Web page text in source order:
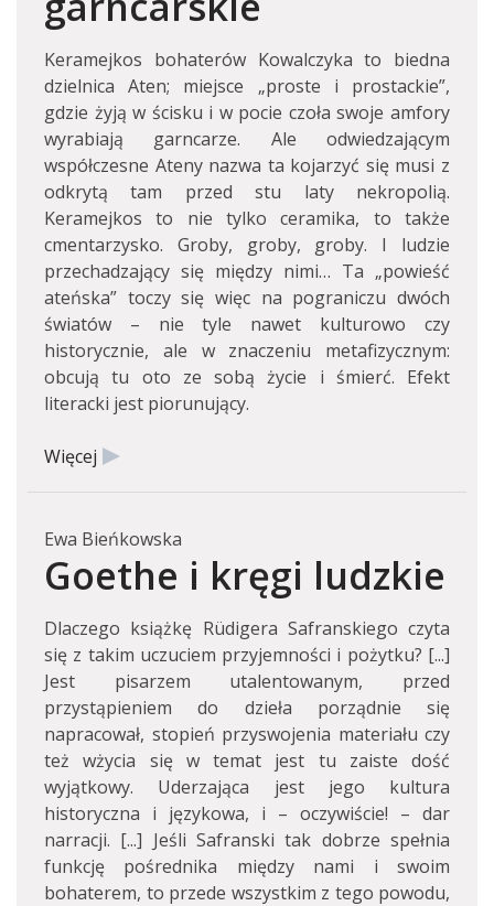
Keramejkos bohaterów Kowalczyka to biedna
dzielnica Aten; miejsce „proste i prostackie”,
gdzie żyją w ścisku i w pocie czoła swoje amfory
wyrabiają garncarze. Ale odwiedzającym
współczesne Ateny nazwa ta kojarzyć się musi z
odkrytą tam przed stu laty nekropolią.
Keramejkos to nie tylko ceramika, to także
cmentarzysko. Groby, groby, groby. I ludzie
przechadzający się między nimi… Ta „powieść
ateńska” toczy się więc na pograniczu dwóch
światów – nie tyle nawet kulturowo czy
historycznie, ale w znaczeniu metafizycznym:
obcują tu oto ze sobą życie i śmierć. Efekt
literacki jest piorunujący.
Więcej
Ewa Bieńkowska
Goethe i kręgi ludzkie
Dlaczego książkę Rüdigera Safranskiego czyta
się z takim uczuciem przyjemności i pożytku? [...]
Jest pisarzem utalentowanym, przed
przystąpieniem do dzieła porządnie się
napracował, stopień przyswojenia materiału czy
też wżycia się w temat jest tu zaiste dość
wyjątkowy. Uderzająca jest jego kultura
historyczna i językowa, i – oczywiście! – dar
narracji. [...] Jeśli Safranski tak dobrze spełnia
funkcję pośrednika między nami i swoim
bohaterem, to przede wszystkim z tego powodu,